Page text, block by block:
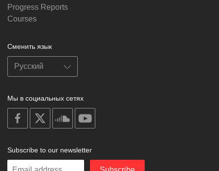
Progress Reports
Courses
Сменить язык
Мы в социальных сетях
on
facebook
soundcloud
Subscribe to our newsletter
Enter